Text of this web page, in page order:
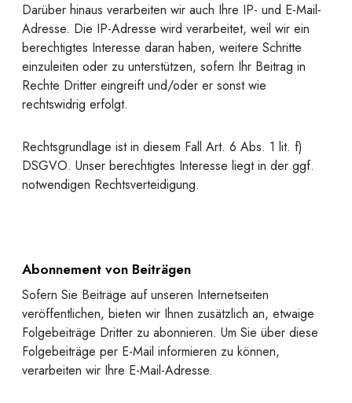
Darüber hinaus verarbeiten wir auch Ihre IP- und E-Mail-
Adresse. Die IP-Adresse wird verarbeitet, weil wir ein
berechtigtes Interesse daran haben, weitere Schritte
einzuleiten oder zu unterstützen, sofern Ihr Beitrag in
Rechte Dritter eingreift und/oder er sonst wie
rechtswidrig erfolgt.
Rechtsgrundlage ist in diesem Fall Art. 6 Abs. 1 lit. f)
DSGVO. Unser berechtigtes Interesse liegt in der ggf.
notwendigen Rechtsverteidigung.
Abonnement von Beiträgen
Sofern Sie Beiträge auf unseren Internetseiten
veröffentlichen, bieten wir Ihnen zusätzlich an, etwaige
Folgebeiträge Dritter zu abonnieren. Um Sie über diese
Folgebeiträge per E-Mail informieren zu können,
verarbeiten wir Ihre E-Mail-Adresse.